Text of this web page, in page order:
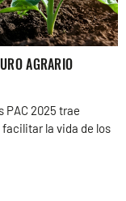
AGRARIO
PAC 2025 trae
la vida de los